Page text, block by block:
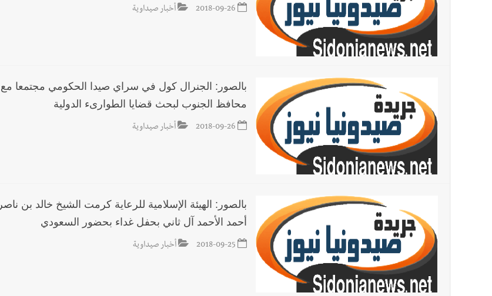
2018-09-26 أخبار صيداوية
بالصور: الجنرال كول في سراي صيدا الحكومي مجتمعا مع
محافظ الجنوب لبحث قضايا الطوارىء الدولية
2018-09-26 أخبار صيداوية
بالصور: الهيئة الإسلامية للرعاية كرمت الشيخ خالد بن ناصر
أحمد الأحمد آل ثاني بحفل غداء بحضور السعودي
2018-09-25 أخبار صيداوية